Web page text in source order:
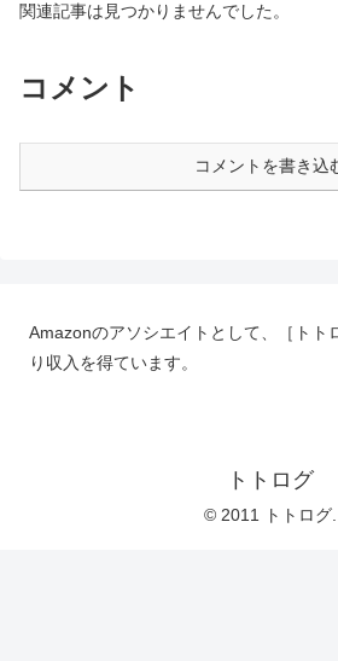
関連記事は見つかりませんでした。
コメント
コメントを書き込
Amazonのアソシエイトとして、［トト
り収入を得ています。
トトログ
© 2011 トトログ.